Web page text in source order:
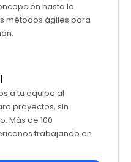
hasta la
métodos ágiles para
a tu equipo al
proyectos, sin
Más de 100
trabajando en